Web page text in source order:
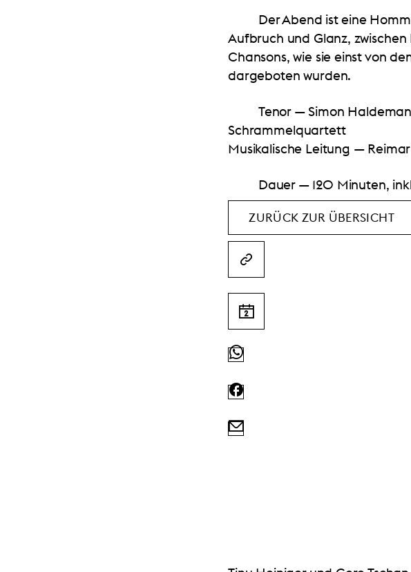
Der Abend ist eine
Aufbruch und Glanz,
Chansons, wie sie einst von
dargeboten wurden.
Tenor — Simon
Schrammelquartett
Musikalische Leitung —
Dauer — 120 Minuten,
ZURÜCK ZUR ÜBERSICHT